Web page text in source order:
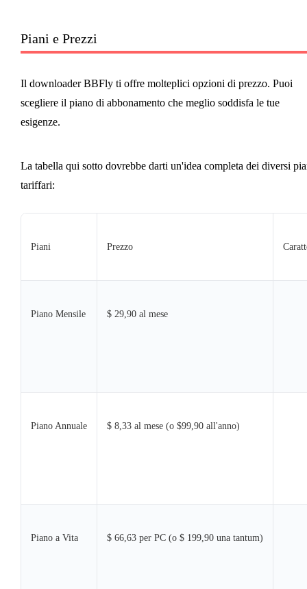
Piani e Prezzi
Il downloader BBFly ti offre molteplici opzioni di prezzo. Puoi
scegliere il piano di abbonamento che meglio soddisfa le tue
esigenze.
La tabella qui sotto dovrebbe darti un'idea completa dei diversi
tariffari:
Piani Prezzo
Piano Mensile $ 29,90 al mese
Piano Annuale $ 8,33 al mese (o $99,90 all'anno)
Piano a Vita $ 66,63 per PC (o $ 199,90 una tantum)